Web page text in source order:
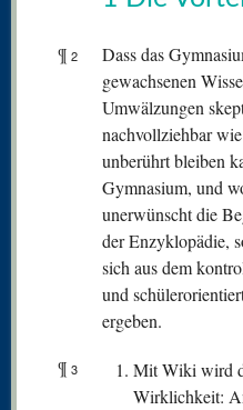
¶ 2
Dass das
gewachsenen
Umwälzungen
nachvollziehbar
unberührt bleiben
Gymnasium, und
unerwünscht die
der Enzyklopädie,
sich aus dem
und
ergeben.
¶ 3
Mit Wiki wird
Wirklichkeit: